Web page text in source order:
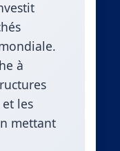
à
les
mettant